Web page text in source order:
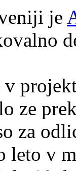
je
ze
za
leto v